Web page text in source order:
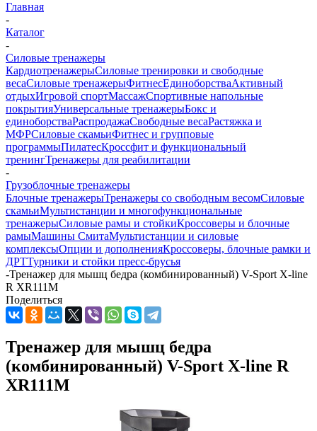
Главная
-
Каталог
-
Силовые тренажеры
КардиотренажерыСиловые тренировки и свободные
весаСиловые тренажерыФитнесЕдиноборстваАктивный
отдыхИгровой спортМассажСпортивные напольные
покрытияУниверсальные тренажерыБокс и
единоборстваРаспродажаСвободные весаРастяжка и
МФРСиловые скамьиФитнес и групповые
программыПилатесКроссфит и функциональный
тренингТренажеры для реабилитации
-
Грузоблочные тренажеры
Блочные тренажерыТренажеры со свободным весомСиловые
скамьиМультистанции и многофункциональные
тренажерыСиловые рамы и стойкиКроссоверы и блочные
рамыМашины СмитаМультистанции и силовые
комплексыОпции и дополненияКроссоверы, блочные рамки и
ДРТТурники и стойки пресс-брусья
-Тренажер для мышц бедра (комбинированный) V-Sport X-line
R XR111M
Поделиться
Тренажер для мышц бедра
(комбинированный) V-Sport X-line R
XR111M